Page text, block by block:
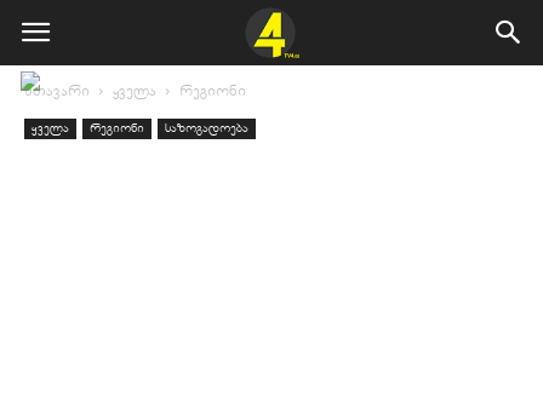
მთავარი ყველა რეგიონი
ყველა რეგიონი საზოგადოება